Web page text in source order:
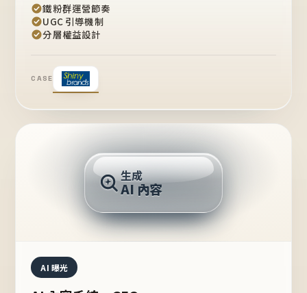
鐵粉群運營節奏
UGC 引導機制
分層權益設計
CASE
推薦的台灣品牌？
生成
AI 內容
AI 曝光